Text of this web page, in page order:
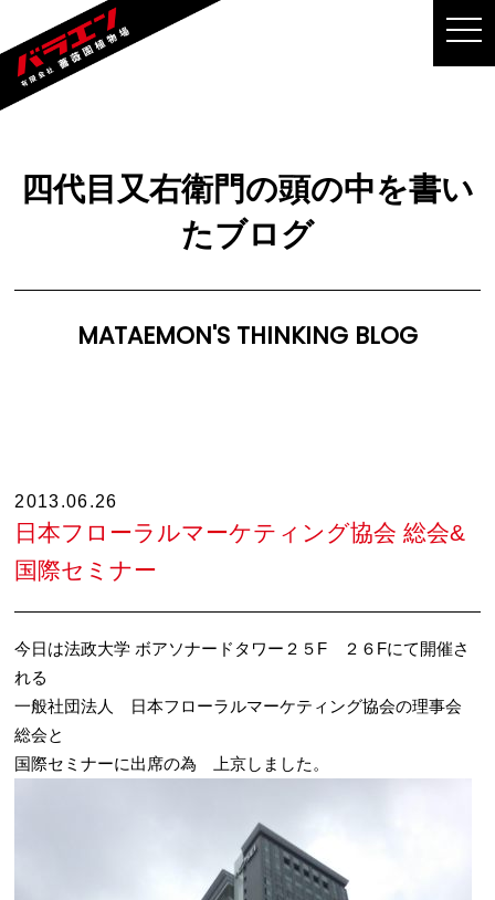
四代目又右衛門の頭の中を書い
たブログ
MATAEMON'S THINKING BLOG
2013.06.26
日本フローラルマーケティング協会 総会&
国際セミナー
今日は法政大学 ボアソナードタワー２５F ２６Fにて開催さ
れる
一般社団法人 日本フローラルマーケティング協会の理事会
総会と
国際セミナーに出席の為 上京しました。